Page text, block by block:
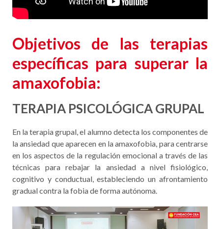
Objetivos de las terapias
específicas para superar la
amaxofobia:
TERAPIA PSICOLÓGICA GRUPAL
En la terapia grupal, el alumno detecta los componentes de
la ansiedad que aparecen en la amaxofobia, para centrarse
en los aspectos de la regulación emocional a través de las
técnicas para rebajar la ansiedad a nivel fisiológico,
cognitivo y conductual, estableciendo un afrontamiento
gradual contra la fobia de forma autónoma.